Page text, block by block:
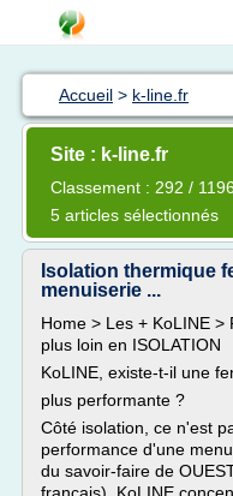
Accueil > k-line.fr
Site : k-line.fr
Classement : 292 /
5 articles sélectionnés
Isolation thermique
menuiserie ...
Home > Les + KoLINE
plus loin en ISOLATION
KoLINE, existe-t-il une
plus performante ?
Côté isolation, ce n'est
performance d'une
du savoir-faire de